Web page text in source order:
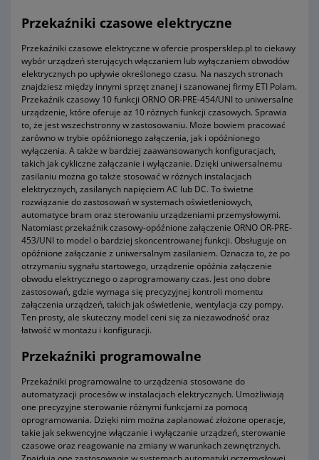
Przekaźniki czasowe elektryczne
Przekaźniki czasowe elektryczne w ofercie prospersklep.pl to ciekawy
wybór urządzeń sterujących włączaniem lub wyłączaniem obwodów
elektrycznych po upływie określonego czasu. Na naszych stronach
znajdziesz między innymi sprzęt znanej i szanowanej firmy ETI Polam.
Przekaźnik czasowy 10 funkcji ORNO OR-PRE-454/UNI to uniwersalne
urządzenie, które oferuje aż 10 różnych funkcji czasowych. Sprawia
to, że jest wszechstronny w zastosowaniu. Może bowiem pracować
zarówno w trybie opóźnionego załączenia, jak i opóźnionego
wyłączenia. A także w bardziej zaawansowanych konfiguracjach,
takich jak cykliczne załączanie i wyłączanie. Dzięki uniwersalnemu
zasilaniu można go także stosować w różnych instalacjach
elektrycznych, zasilanych napięciem AC lub DC. To świetne
rozwiązanie do zastosowań w systemach oświetleniowych,
automatyce bram oraz sterowaniu urządzeniami przemysłowymi.
Natomiast przekaźnik czasowy-opóźnione załączenie ORNO OR-PRE-
453/UNI to model o bardziej skoncentrowanej funkcji. Obsługuje on
opóźnione załączanie z uniwersalnym zasilaniem. Oznacza to, że po
otrzymaniu sygnału startowego, urządzenie opóźnia załączenie
obwodu elektrycznego o zaprogramowany czas. Jest ono dobre
zastosowań, gdzie wymaga się precyzyjnej kontroli momentu
załączenia urządzeń, takich jak oświetlenie, wentylacja czy pompy.
Ten prosty, ale skuteczny model ceni się za niezawodność oraz
łatwość w montażu i konfiguracji.
Przekaźniki programowalne
Przekaźniki programowalne to urządzenia stosowane do
automatyzacji procesów w instalacjach elektrycznych. Umożliwiają
one precyzyjne sterowanie różnymi funkcjami za pomocą
oprogramowania. Dzięki nim można zaplanować złożone operacje,
takie jak sekwencyjne włączanie i wyłączanie urządzeń, sterowanie
czasowe oraz reagowanie na zmiany w warunkach zewnętrznych.